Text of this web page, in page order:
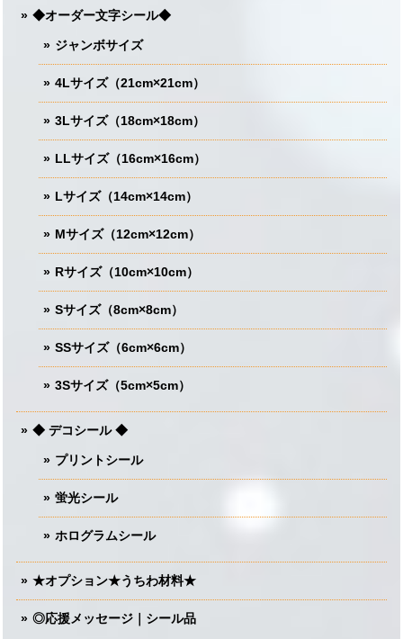
◆オーダー文字シール◆
ジャンボサイズ
4Lサイズ（21cm×21cm）
3Lサイズ（18cm×18cm）
LLサイズ（16cm×16cm）
Lサイズ（14cm×14cm）
Mサイズ（12cm×12cm）
Rサイズ（10cm×10cm）
Sサイズ（8cm×8cm）
SSサイズ（6cm×6cm）
3Sサイズ（5cm×5cm）
◆ デコシール ◆
プリントシール
蛍光シール
ホログラムシール
★オプション★うちわ材料★
◎応援メッセージ｜シール品